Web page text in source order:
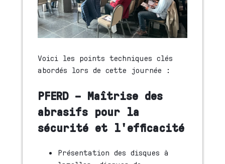
Voici les points techniques clés
abordés lors de cette journée :
PFERD – Maîtrise des
abrasifs pour la
sécurité et l'efficacité
Présentation des disques à